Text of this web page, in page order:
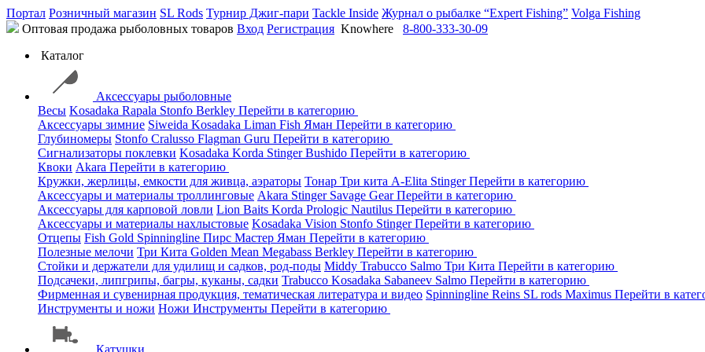
Портал Розничный магазин SL Rods Турнир Джиг-пари Tackle Inside Журнал о рыбалке “Expert Fishing” Volga Fishing
Оптовая продажа рыболовных товаров Вход Регистрация Knowhere
8-800-333-30-09
Каталог
Аксессуары рыболовные
Весы Kosadaka Rapala Stonfo Berkley Перейти в категорию
Аксессуары зимние Siweida Kosadaka Liman Fish Яман Перейти в категорию
Глубиномеры Stonfo Cralusso Flagman Guru Перейти в категорию
Сигнализаторы поклевки Kosadaka Korda StingerBushido Перейти в категорию
Квоки Akara Перейти в категорию
Кружки, жерлицы, емкости для живца, аэраторы Тонар Три кита A-Elita StingerПерейти в категорию
Аксессуары и материалы троллинговые Akara Stinger Savage GearПерейти в категорию
Аксессуары для карповой ловли Lion Baits Korda Prologic Nautilus Перейти в категорию
Аксессуары и материалы нахлыстовые Kosadaka Vision Stonfo StingerПерейти в категорию
Отцепы Fish Gold Spinningline Пирс Мастер Яман Перейти в категорию
Полезные мелочи Три Кита Golden Mean Megabass Berkley Перейти в категорию
Стойки и держатели для удилищ и садков, род-поды Middy Trabucco Salmo Три Кита Перейти в категорию
Подсачеки, липгрипы, багры, куканы, садки Trabucco Kosadaka Sabaneev Salmo Перейти в категорию
Фирменная и сувенирная продукция, тематическая литература и видео Spinningline Reins SL rods Maximus Перейти в
Инструменты и ножи Ножи Инструменты Перейти в категорию
Катушки